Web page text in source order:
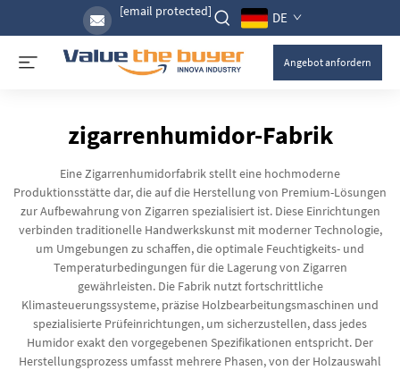
[email protected] DE
Angebot anfordern
zigarrenhumidor-Fabrik
Eine Zigarrenhumidorfabrik stellt eine hochmoderne
Produktionsstätte dar, die auf die Herstellung von Premium-Lösungen
zur Aufbewahrung von Zigarren spezialisiert ist. Diese Einrichtungen
verbinden traditionelle Handwerkskunst mit moderner Technologie,
um Umgebungen zu schaffen, die optimale Feuchtigkeits- und
Temperaturbedingungen für die Lagerung von Zigarren
gewährleisten. Die Fabrik nutzt fortschrittliche
Klimasteuerungssysteme, präzise Holzbearbeitungsmaschinen und
spezialisierte Prüfeinrichtungen, um sicherzustellen, dass jedes
Humidor exakt den vorgegebenen Spezifikationen entspricht. Der
Herstellungsprozess umfasst mehrere Phasen, von der Holzauswahl